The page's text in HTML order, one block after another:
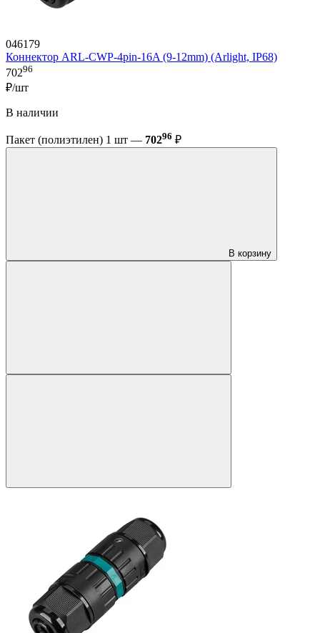
046179
Коннектор ARL-CWP-4pin-16A (9-12mm) (Arlight, IP68)
70296
₽/шт
В наличии
Пакет (полиэтилен) 1 шт — 70296 ₽
В корзину